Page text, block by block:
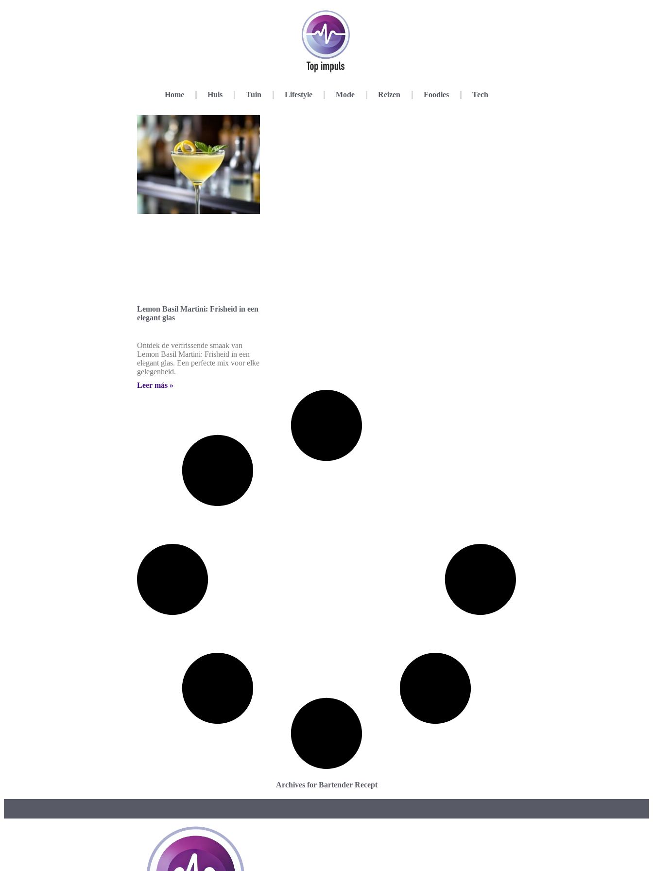
Home Huis Tuin Lifestyle Mode Reizen Foodies Tech
Lemon Basil Martini: Frisheid in een
elegant glas
Ontdek de verfrissende smaak van
Lemon Basil Martini: Frisheid in een
elegant glas. Een perfecte mix voor elke
gelegenheid.
Leer más »
Archives for Bartender Recept